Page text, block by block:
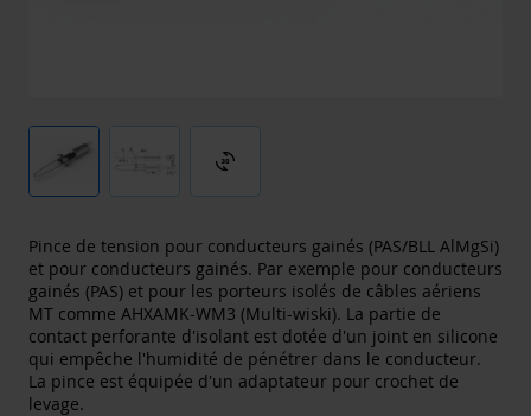
3d_rotation
Pince de tension pour conducteurs gainés (PAS/BLL AlMgSi)
et pour conducteurs gainés. Par exemple pour conducteurs
gainés (PAS) et pour les porteurs isolés de câbles aériens
MT comme AHXAMK-WM3 (Multi-wiski). La partie de
contact perforante d'isolant est dotée d'un joint en silicone
qui empêche l'humidité de pénétrer dans le conducteur.
La pince est équipée d'un adaptateur pour crochet de
levage.